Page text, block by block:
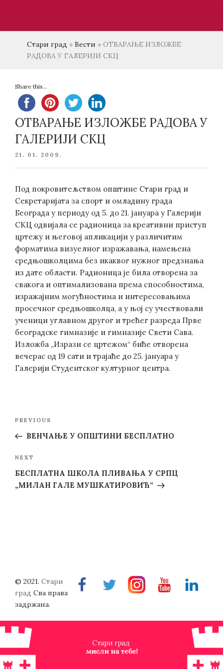
Стари град » Вести » ОТВАРАЊЕ ИЗЛОЖБЕ
РАДОВА У ГАЛЕРИЈИ СКЦ
Share this...
ОТВАРАЊЕ ИЗЛОЖБЕ РАДОВА У
ГАЛЕРИЈИ СКЦ
POSTED
21. 01. 2009.
Под покровитељством општине Стари град и
Секретаријата за спорт и омладину града
Београда у периоду од 5. до 21. јануара у Галерији
СКЦ одвијала се радионица за креативни приступ
цртежу и његовој апликацији у различитим
форматима визуелног изражавања, намењена
средњошколцима без икаквог нужног предзнања
из дате области. Радионица је била отворена за
свакога и оптимализована према способностима,
изражајним могућностима и интересовањима
просечног средњошколца, а у њој су учествовали
ученици углавном другог и трећег разреда Прве
београдске гимназије и гимназије Свети Сава.
Изложба „Изрази се цртежом“ биће отворена
вечерас од 19 сати и трајаће до 25. јануара у
Галерији Студентског културног центра.
Previous
Post
PREVIOUS
ВЕНЧАЊЕ У ОПШТИНИ БЕСПЛАТНО
Next
Post
NEXT
БЕСПЛАТНА ШКОЛА ПЛИВАЊА У СРПЦ
„МИЛАН ГАЛЕ МУШКАТИРОВИЋ“
FacebookTwitterInstragramYoutubeLinkedin
© 2021. Стари
град Сва права
задржана.